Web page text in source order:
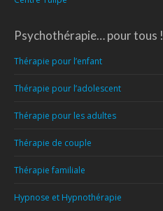
Psychothérapie… pour tous !
Thérapie pour l’enfant
Thérapie pour l’adolescent
Thérapie pour les adultes
Thérapie de couple
Thérapie familiale
Hypnose et Hypnothérapie